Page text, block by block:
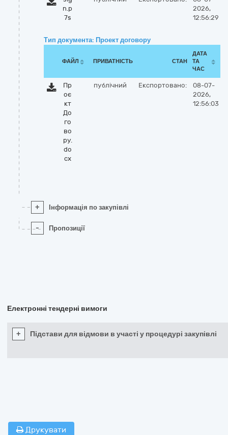
n.p
7s
2026,
12:56:29
Тип документа: Проект договору
ФАЙЛ ПРИВАТНІСТЬ СТАН
ДАТА
ТА
ЧАС
Пр
оє
кт
До
го
во
ру.
do
cx
публічний Експортовано:
08-07-
2026,
12:56:03
+ Інформація по закупівлі
- Пропозиції
Електронні тендерні вимоги
+ Підстави для відмови в участі у процедурі закупівлі
Друкувати